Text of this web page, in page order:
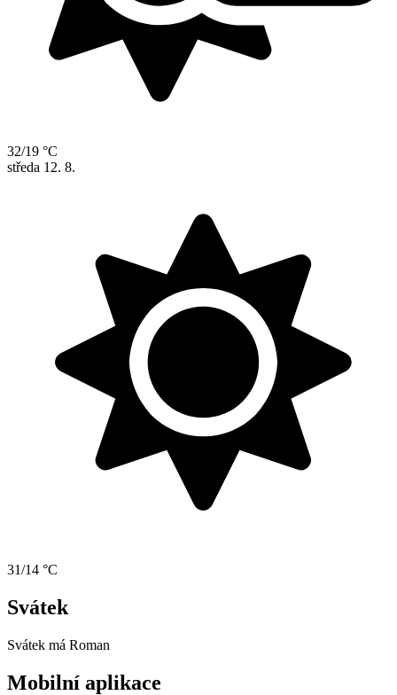
32/19 °C
středa 12. 8.
31/14 °C
Svátek
Svátek má Roman
Mobilní aplikace